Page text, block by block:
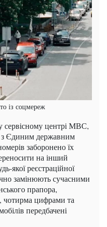
із соцмереж
сервісному центрі МВС,
з Єдиним державним
заборонено їх
на інший
якої реєстраційної
замінюють сучасними
прапора,
чотирма цифрами та
передбачені